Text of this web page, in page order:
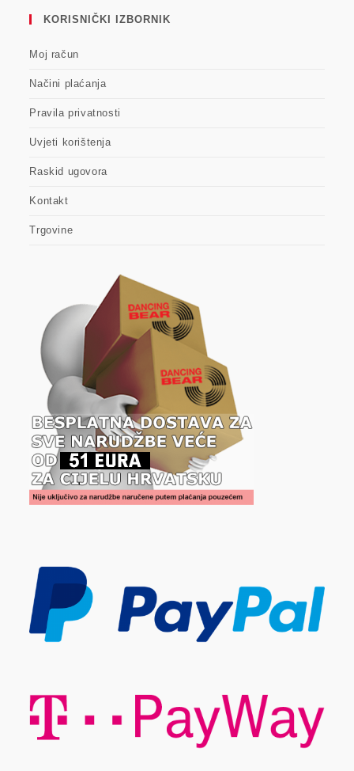
KORISNIČKI IZBORNIK
Moj račun
Načini plaćanja
Pravila privatnosti
Uvjeti korištenja
Raskid ugovora
Kontakt
Trgovine